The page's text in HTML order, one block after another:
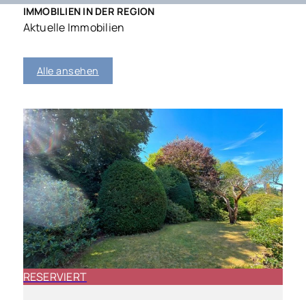
IMMOBILIEN IN DER REGION
Aktuelle Immobilien
Alle ansehen
RESERVIERT